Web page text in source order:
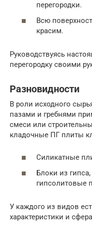
перегородки.
Всю
красим.
Руководствуясь
перегородку своими
Разновидности
В роли исходного
пазами и гребнями
смеси или
кладочные ПГ плиты
Силикатные
Блоки из
гипсолитовые
У каждого из видов
характеристики и